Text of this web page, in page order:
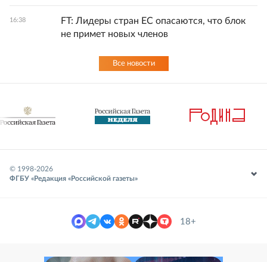
16:38
FT: Лидеры стран ЕС опасаются, что блок
не примет новых членов
Все новости
© 1998-2026
ФГБУ «Редакция «Российской газеты»
18+